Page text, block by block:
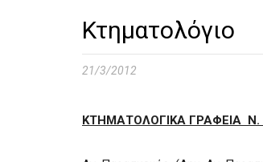
Κτηματολόγιο
21/3/2012
ΚΤΗΜΑΤΟΛΟΓΙΚΑ ΓΡΑΦΕΙΑ Ν.